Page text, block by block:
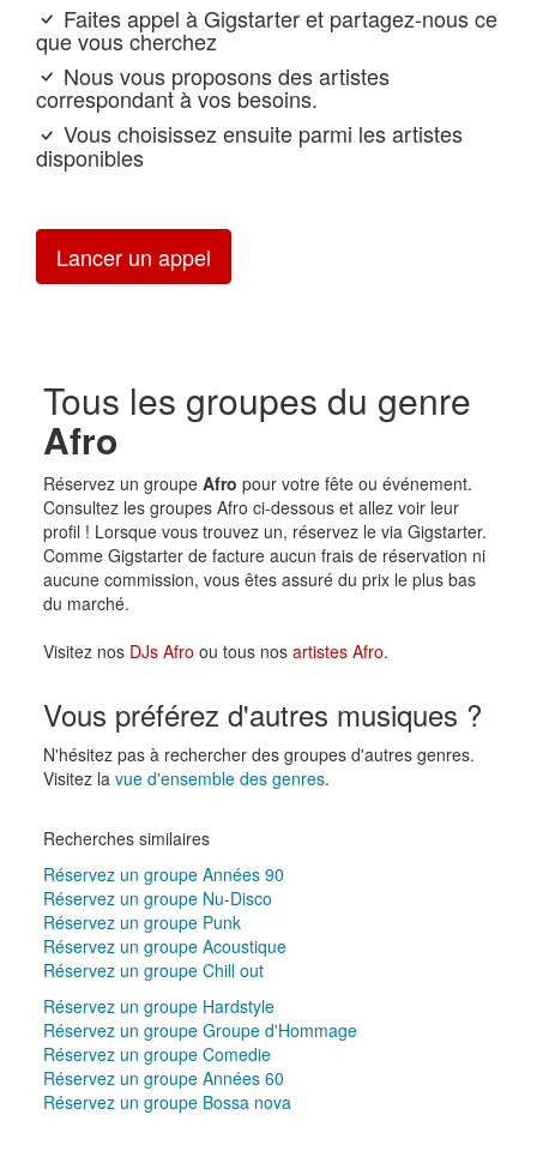
Faites appel à Gigstarter et partagez-nous ce
que vous cherchez
Nous vous proposons des artistes
correspondant à vos besoins.
Vous choisissez ensuite parmi les artistes
disponibles
Lancer un appel
Tous les groupes du genre
Afro
Réservez un groupe Afro pour votre fête ou événement.
Consultez les groupes Afro ci-dessous et allez voir leur
profil ! Lorsque vous trouvez un, réservez le via Gigstarter.
Comme Gigstarter de facture aucun frais de réservation ni
aucune commission, vous êtes assuré du prix le plus bas
du marché.
Visitez nos DJs Afro ou tous nos artistes Afro.
Vous préférez d'autres musiques ?
N'hésitez pas à rechercher des groupes d'autres genres.
Visitez la vue d'ensemble des genres.
Recherches similaires
Réservez un groupe Années 90
Réservez un groupe Nu-Disco
Réservez un groupe Punk
Réservez un groupe Acoustique
Réservez un groupe Chill out
Réservez un groupe Hardstyle
Réservez un groupe Groupe d'Hommage
Réservez un groupe Comedie
Réservez un groupe Années 60
Réservez un groupe Bossa nova